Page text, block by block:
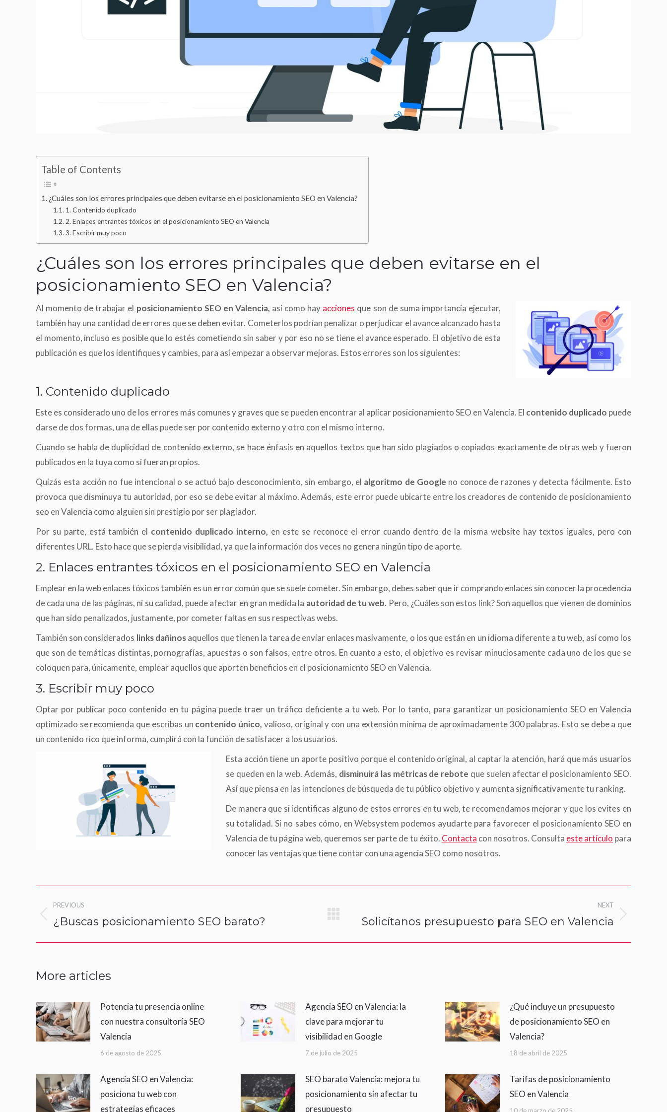
Table of Contents
¿Cuáles son los errores principales que deben evitarse en el posicionamiento SEO en Valencia?
1. Contenido duplicado
2. Enlaces entrantes tóxicos en el posicionamiento SEO en Valencia
3. Escribir muy poco
¿Cuáles son los errores principales que deben evitarse en el
posicionamiento SEO en Valencia?
Al momento de trabajar el posicionamiento SEO en Valencia, así como hay acciones que son de suma importancia ejecutar,
también hay una cantidad de errores que se deben evitar. Cometerlos podrían penalizar o perjudicar el avance alcanzado hasta
el momento, incluso es posible que lo estés cometiendo sin saber y por eso no se tiene el avance esperado. El objetivo de esta
publicación es que los identifiques y cambies, para así empezar a observar mejoras. Estos errores son los siguientes:
1. Contenido duplicado
Este es considerado uno de los errores más comunes y graves que se pueden encontrar al aplicar posicionamiento SEO en Valencia. El contenido duplicado puede
darse de dos formas, una de ellas puede ser por contenido externo y otro con el mismo interno.
Cuando se habla de duplicidad de contenido externo, se hace énfasis en aquellos textos que han sido plagiados o copiados exactamente de otras web y fueron
publicados en la tuya como si fueran propios.
Quizás esta acción no fue intencional o se actuó bajo desconocimiento, sin embargo, el algoritmo de Google no conoce de razones y detecta fácilmente. Esto
provoca que disminuya tu autoridad, por eso se debe evitar al máximo. Además, este error puede ubicarte entre los creadores de contenido de posicionamiento
seo en Valencia como alguien sin prestigio por ser plagiador.
Por su parte, está también el contenido duplicado interno, en este se reconoce el error cuando dentro de la misma website hay textos iguales, pero con
diferentes URL. Esto hace que se pierda visibilidad, ya que la información dos veces no genera ningún tipo de aporte.
2. Enlaces entrantes tóxicos en el posicionamiento SEO en Valencia
Emplear en la web enlaces tóxicos también es un error común que se suele cometer. Sin embargo, debes saber que ir comprando enlaces sin conocer la procedencia
de cada una de las páginas, ni su calidad, puede afectar en gran medida la autoridad de tu web. Pero, ¿Cuáles son estos link? Son aquellos que vienen de dominios
que han sido penalizados, justamente, por cometer faltas en sus respectivas webs.
También son considerados links dañinosaquellos que tienen la tarea de enviar enlaces masivamente, o los que están en un idioma diferente a tu web, así como los
que son de temáticas distintas, pornografías, apuestas o son falsos, entre otros. En cuanto a esto, el objetivo es revisar minuciosamente cada uno de los que se
coloquen para, únicamente, emplear aquellos que aporten beneficios en el posicionamiento SEO en Valencia.
3. Escribir muy poco
Optar por publicar poco contenido en tu página puede traer un tráfico deficiente a tu web. Por lo tanto, para garantizar un posicionamiento SEO en Valencia
optimizado se recomienda que escribas un contenido único, valioso, original y con una extensión mínima de aproximadamente 300 palabras. Esto se debe a que
un contenido rico que informa, cumplirá con la función de satisfacer a los usuarios.
Esta acción tiene un aporte positivo porque el contenido original, al captar la atención, hará que más usuarios
se queden en la web. Además, disminuirá las métricas de rebote que suelen afectar el posicionamiento SEO.
Así que piensa en las intenciones de búsqueda de tu público objetivo y aumenta significativamente tu ranking.
De manera que si identificas alguno de estos errores en tu web, te recomendamos mejorar y que los evites en
su totalidad. Si no sabes cómo, en Websystem podemos ayudarte para favorecer el posicionamiento SEO en
Valencia de tu página web, queremos ser parte de tu éxito. Contacta con nosotros. Consulta este artículo para
conocer las ventajas que tiene contar con una agencia SEO como nosotros.
navigation
PREVIOUS
Previous
¿Buscas posicionamiento SEO barato?
NEXT
Next
Solicítanos presupuesto para SEO en Valencia
More articles
Potencia tu presencia online
con nuestra consultoría SEO
Valencia
6 de agosto de 2025
Agencia SEO en Valencia: la
clave para mejorar tu
visibilidad en Google
7 de julio de 2025
¿Qué incluye un presupuesto
de posicionamiento SEO en
Valencia?
18 de abril de 2025
Agencia SEO en Valencia:
posiciona tu web con
estrategias eficaces
SEO barato Valencia: mejora tu
posicionamiento sin afectar tu
presupuesto
Tarifas de posicionamiento
SEO en Valencia
10 de marzo de 2025